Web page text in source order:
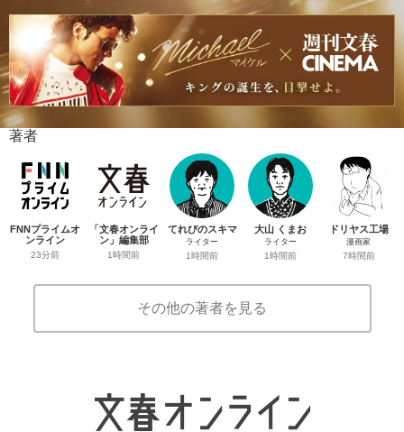
著者
FNNプライムオ
ンライン
23分前
「文春オンライ
ン」編集部
1時間前
てれびのスキマ
ライター
1時間前
大山 くまお
ライター
1時間前
ドリヤス工場
漫画家
7時間前
その他の著者を見る